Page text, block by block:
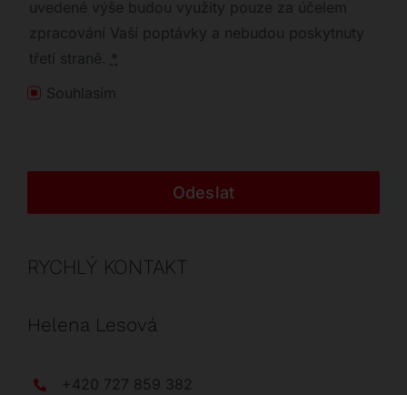
uvedené výše budou využity pouze za účelem
zpracování Vaší poptávky a nebudou poskytnuty
třetí straně. *
Souhlasím
Odeslat
RYCHLÝ KONTAKT
Helena Lesová
+420 727 859 382